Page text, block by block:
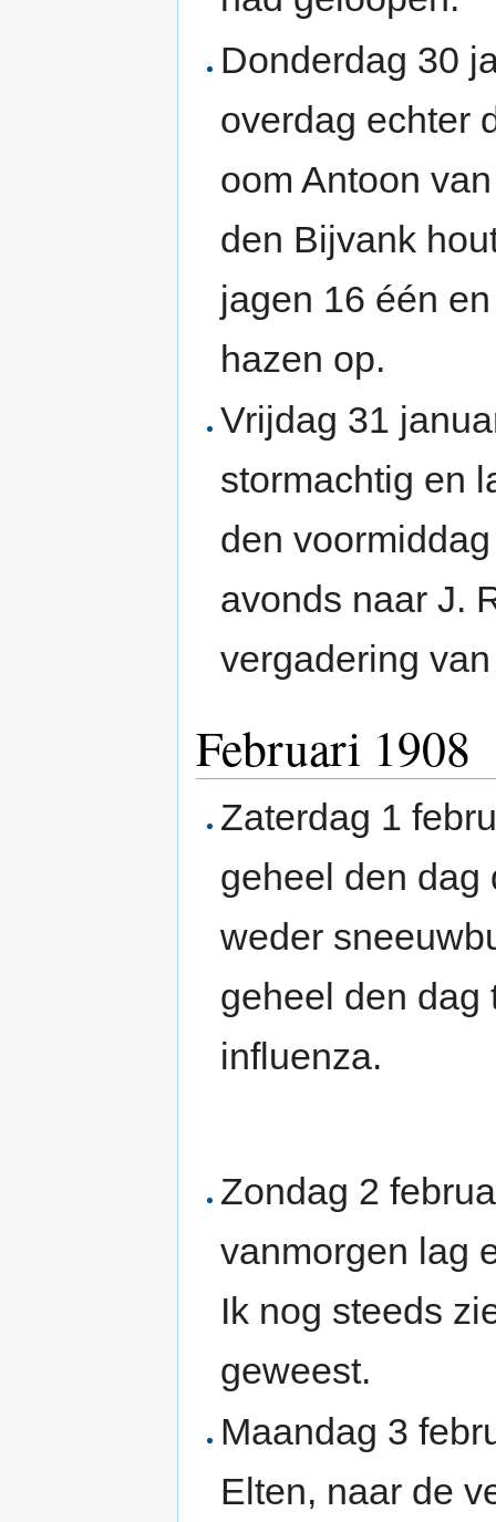
Donderdag 30
overdag echter
oom Antoon
den Bijvank
jagen 16 één
hazen op.
Vrijdag 31
stormachtig en
den
avonds naar J.
vergadering
Februari 1908
Zaterdag 1
geheel den dag
weder
geheel den dag
influenza.
Zondag 2
vanmorgen lag
Ik nog steeds
geweest.
Maandag 3
Elten, naar de